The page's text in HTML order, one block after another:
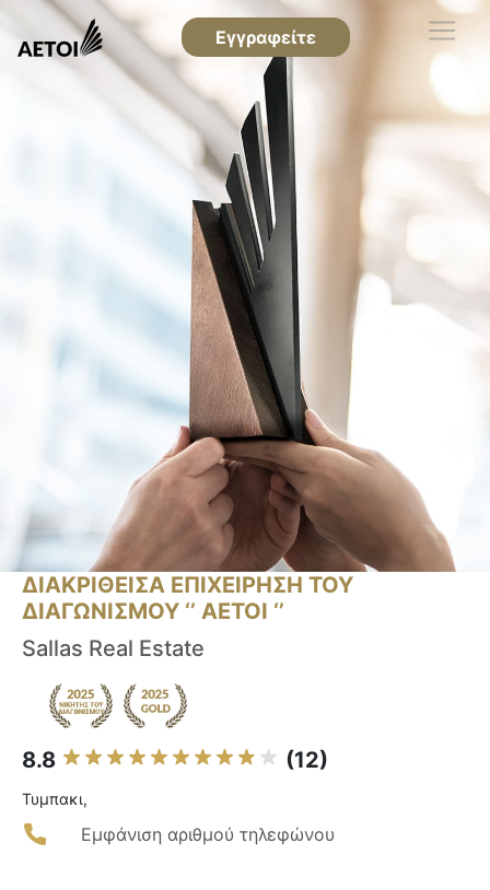
Εγγραφείτε
ΔΙΑΚΡΙΘΕΙΣΑ ΕΠΙΧΕΙΡΗΣΗ ΤΟΥ
ΔΙΑΓΩΝΙΣΜΟΥ ‘’ ΑΕΤΟΙ ‘’
Sallas Real Estate
8.8 (12)
Τυμπακι,
Εμφάνιση αριθμού τηλεφώνου